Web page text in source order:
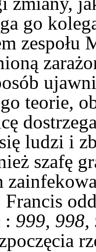
go
zespołu
teorie,
ludzi i
szafę
: 999, 998,